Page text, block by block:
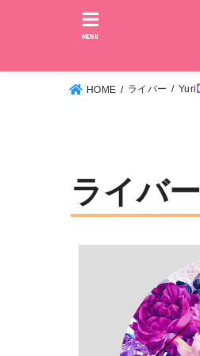
MENU
HOME ライバー Yuri
ライバー